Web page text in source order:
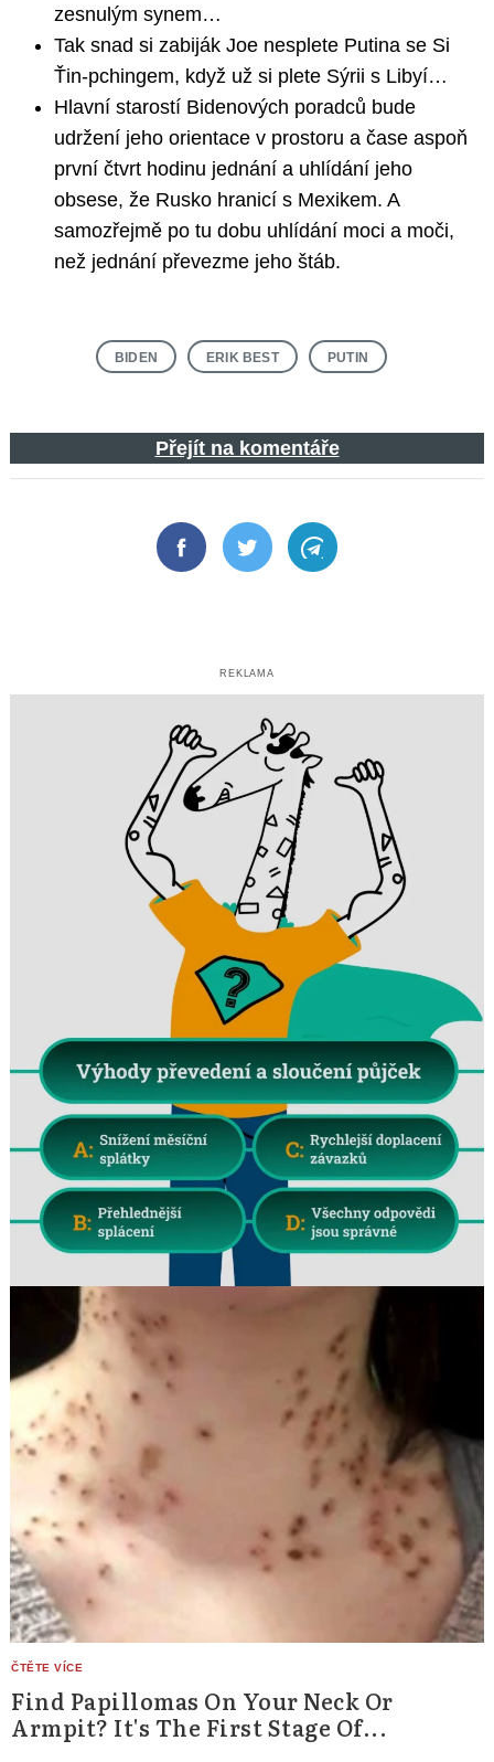
zesnulým synem…
Tak snad si zabiják Joe nesplete Putina se Si
Ťin-pchingem, když už si plete Sýrii s Libyí…
Hlavní starostí Bidenových poradců bude
udržení jeho orientace v prostoru a čase aspoň
první čtvrt hodinu jednání a uhlídání jeho
obsese, že Rusko hranicí s Mexikem. A
samozřejmě po tu dobu uhlídání moci a moči,
než jednání převezme jeho štáb.
BIDEN ERIK BEST PUTIN
Přejít na komentáře
FacebookTwitter Telegram
REKLAMA
Find Papillomas On Your Neck Or
Armpit? It's The First Stage Of...